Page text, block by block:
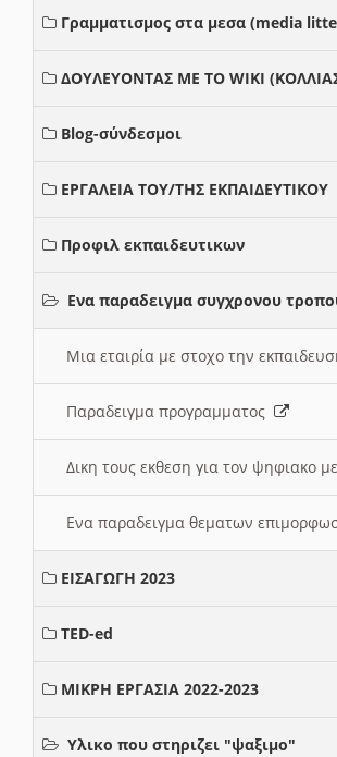
Γραμματισμος στα μεσα (media
ΔΟΥΛΕΥΟΝΤΑΣ ΜΕ ΤΟ WIKI
Blog-σύνδεσμοι
ΕΡΓΑΛΕΙΑ ΤΟΥ/ΤΗΣ ΕΚΠΑΙΔΕΥΤΙΚΟΥ
Προφιλ εκπαιδευτικων
Ενα παραδειγμα συγχρονου
Μια εταιρία με στοχο την
Παραδειγμα προγραμματος
Δικη τους εκθεση για τον ψηφιακο
Ενα παραδειγμα θεματων
ΕΙΣΑΓΩΓΗ 2023
TED-ed
ΜΙΚΡΗ ΕΡΓΑΣΙΑ 2022-2023
Υλικο που στηριζει "ψαξιμο"